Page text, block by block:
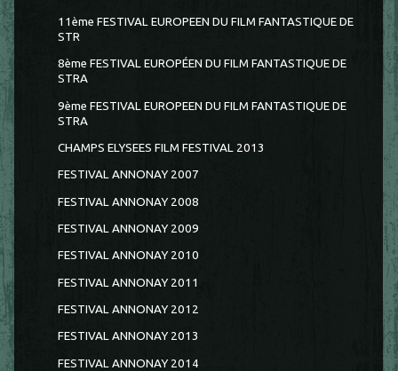
11ème FESTIVAL EUROPEEN DU FILM FANTASTIQUE DE
STR
8ème FESTIVAL EUROPÉEN DU FILM FANTASTIQUE DE
STRA
9ème FESTIVAL EUROPEEN DU FILM FANTASTIQUE DE
STRA
CHAMPS ELYSEES FILM FESTIVAL 2013
FESTIVAL ANNONAY 2007
FESTIVAL ANNONAY 2008
FESTIVAL ANNONAY 2009
FESTIVAL ANNONAY 2010
FESTIVAL ANNONAY 2011
FESTIVAL ANNONAY 2012
FESTIVAL ANNONAY 2013
FESTIVAL ANNONAY 2014